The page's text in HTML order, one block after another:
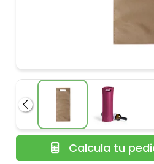
Anterior
Calcula tu